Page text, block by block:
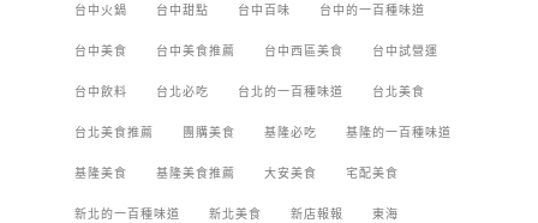
台中火鍋 台中甜點 台中百味 台中的一百種味道
台中美食 台中美食推薦 台中西區美食 台中試營運
台中飲料 台北必吃 台北的一百種味道 台北美食
台北美食推薦 團購美食 基隆必吃 基隆的一百種味道
基隆美食 基隆美食推薦 大安美食 宅配美食
新北的一百種味道 新北美食 新店報報 東海